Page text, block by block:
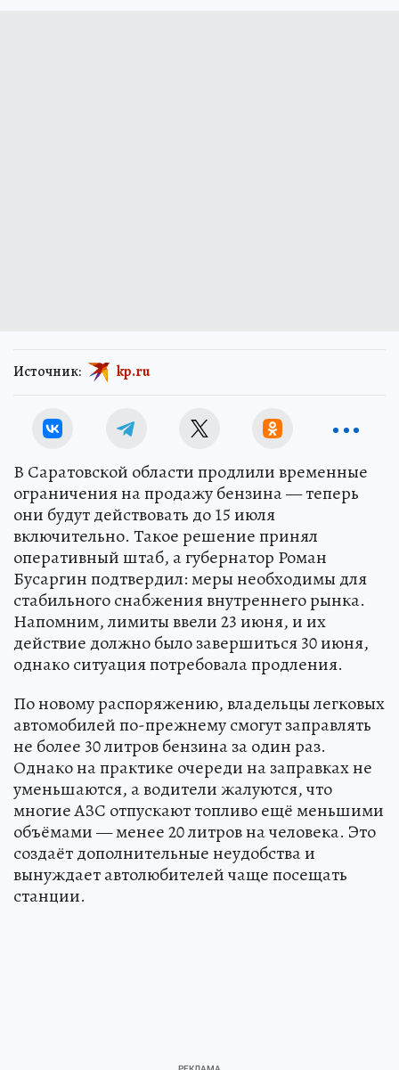
Источник: kp.ru
В Саратовской области продлили временные
ограничения на продажу бензина — теперь
они будут действовать до 15 июля
включительно. Такое решение принял
оперативный штаб, а губернатор Роман
Бусаргин подтвердил: меры необходимы для
стабильного снабжения внутреннего рынка.
Напомним, лимиты ввели 23 июня, и их
действие должно было завершиться 30 июня,
однако ситуация потребовала продления.
По новому распоряжению, владельцы легковых
автомобилей по-прежнему смогут заправлять
не более 30 литров бензина за один раз.
Однако на практике очереди на заправках не
уменьшаются, а водители жалуются, что
многие АЗС отпускают топливо ещё меньшими
объёмами — менее 20 литров на человека. Это
создаёт дополнительные неудобства и
вынуждает автолюбителей чаще посещать
станции.